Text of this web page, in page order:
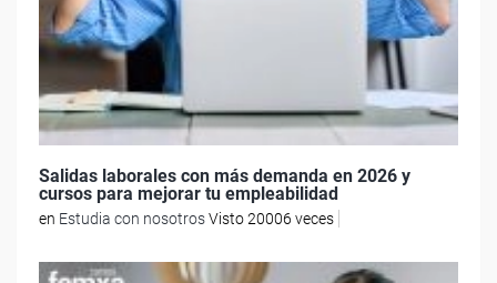
Salidas laborales con más demanda en 2026 y
cursos para mejorar tu empleabilidad
en Estudia con nosotrosVisto 20006 veces